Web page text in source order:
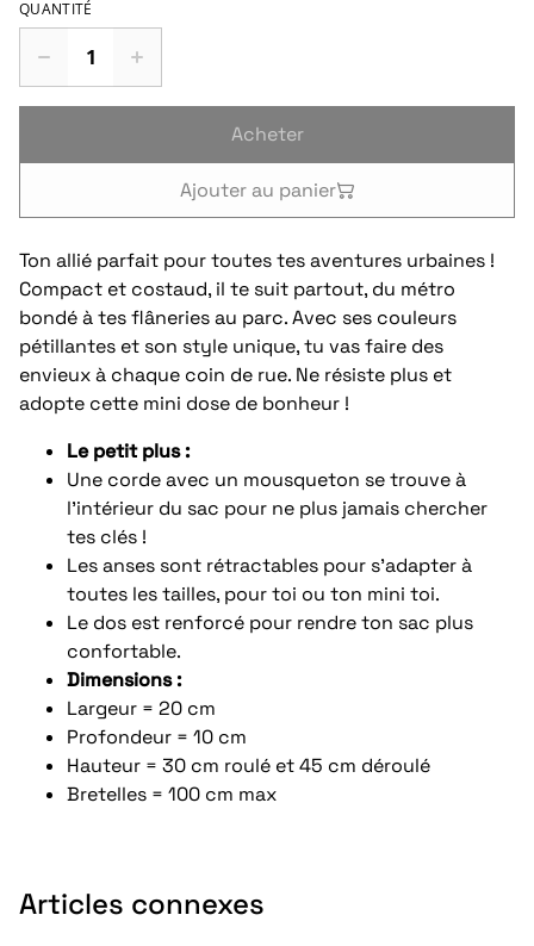
QUANTITÉ
Acheter
Ajouter au panier
Ton allié parfait pour toutes tes aventures urbaines !
Compact et costaud, il te suit partout, du métro
bondé à tes flâneries au parc. Avec ses couleurs
pétillantes et son style unique, tu vas faire des
envieux à chaque coin de rue. Ne résiste plus et
adopte cette mini dose de bonheur !
Le petit plus :
Une corde avec un mousqueton se trouve à
l'intérieur du sac pour ne plus jamais chercher
tes clés !
Les anses sont rétractables pour s’adapter à
toutes les tailles, pour toi ou ton mini toi.
Le dos est renforcé pour rendre ton sac plus
confortable.
Dimensions :
Largeur = 20 cm
Profondeur = 10 cm
Hauteur = 30 cm roulé et 45 cm déroulé
Bretelles = 100 cm max
Articles connexes